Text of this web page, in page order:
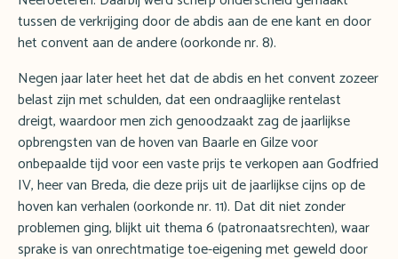
tussen de verkrijging door de abdis aan de ene kant en door
het convent aan de andere (oorkonde nr. 8).
Negen jaar later heet het dat de abdis en het convent zozeer
belast zijn met schulden, dat een ondraaglijke rentelast
dreigt, waardoor men zich genoodzaakt zag de jaarlijkse
opbrengsten van de hoven van Baarle en Gilze voor
onbepaalde tijd voor een vaste prijs te verkopen aan Godfried
IV, heer van Breda, die deze prijs uit de jaarlijkse cijns op de
hoven kan verhalen (oorkonde nr. 11). Dat dit niet zonder
problemen ging, blijkt uit thema 6 (patronaatsrechten), waar
sprake is van onrechtmatige toe-eigening met geweld door